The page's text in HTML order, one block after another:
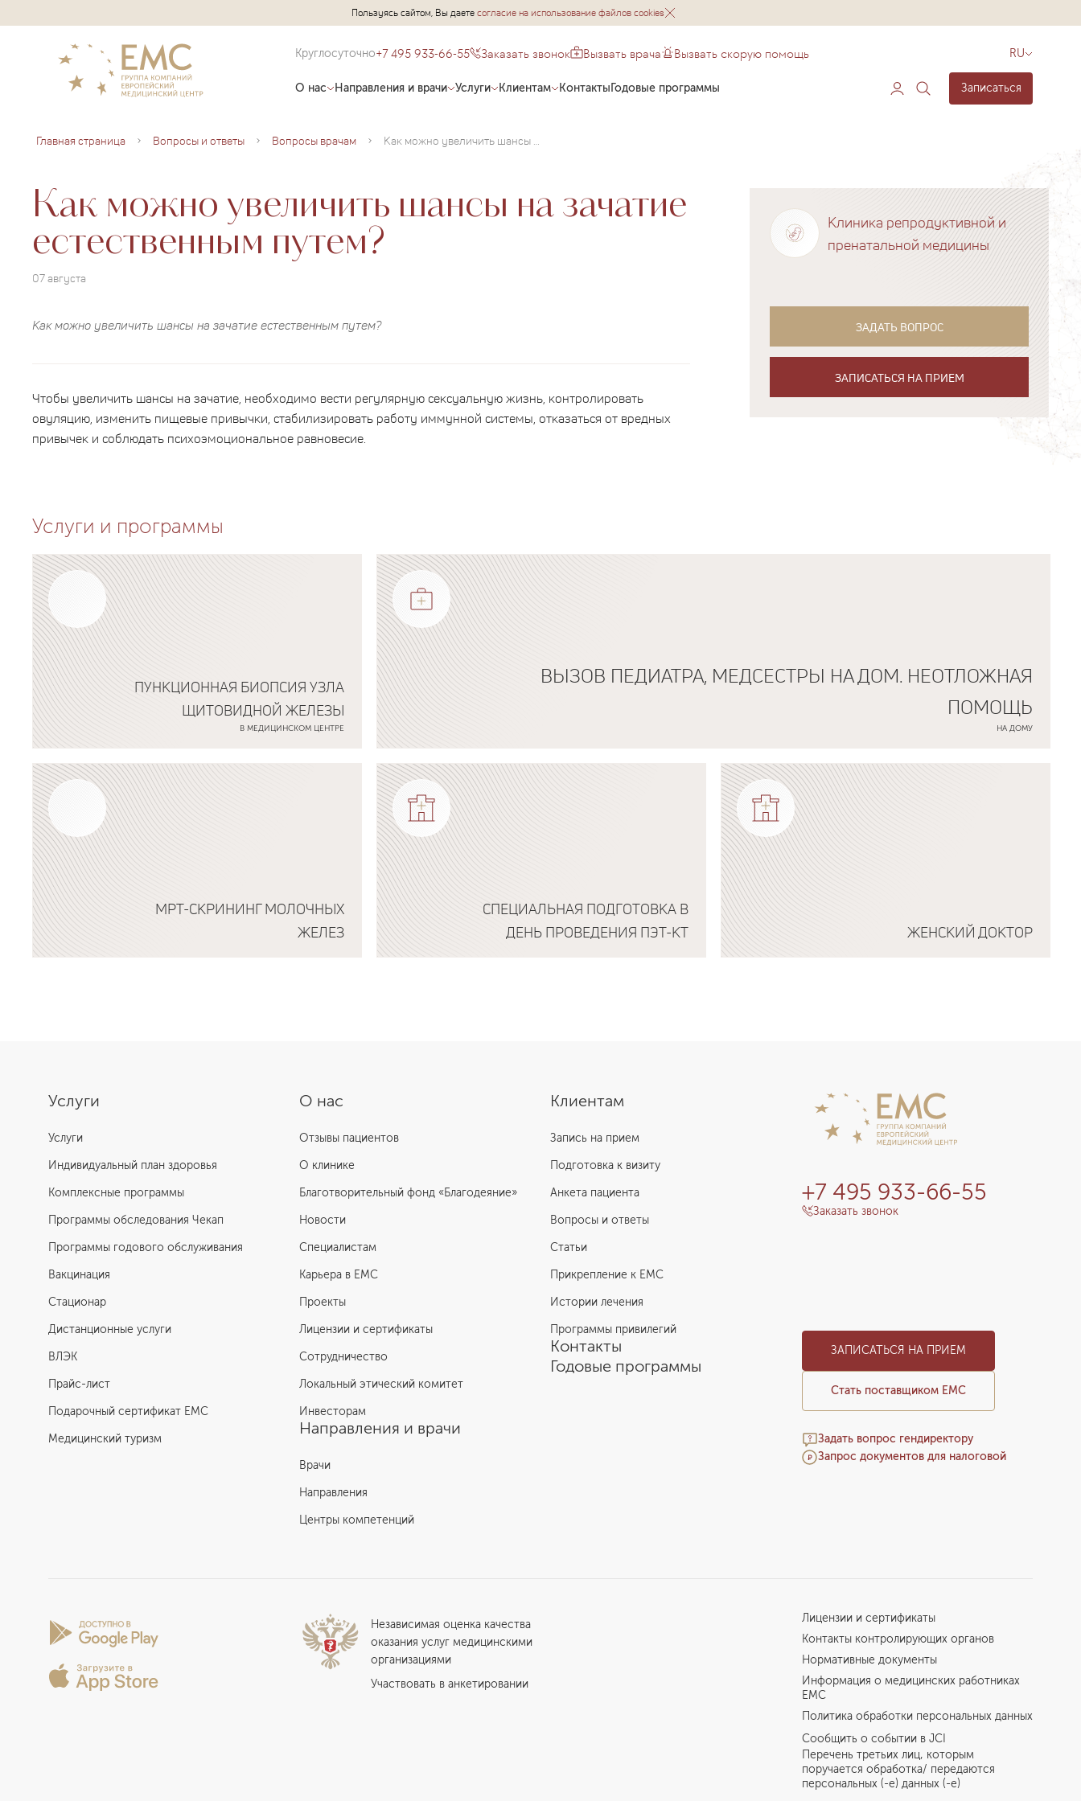
Пользуясь сайтом, Вы даетесогласие на использование файлов cookies
Круглосуточно+7 495 933-66-55 Заказать звонок Вызвать врача Вызвать скорую помощь RU
О нас Направления и врачи Услуги Клиентам КонтактыГодовые программы Записаться
Главная страница Вопросы и ответы Вопросы врачам Как можно увеличить шансы на зачатие естественным путем?
Как можно увеличить шансы на зачатие
естественным путем?
07 августа
Как можно увеличить шансы на зачатие естественным путем?
Чтобы увеличить шансы на зачатие, необходимо вести регулярную сексуальную жизнь, контролировать
овуляцию, изменить пищевые привычки, стабилизировать работу иммунной системы, отказаться от вредных
привычек и соблюдать психоэмоциональное равновесие.
Клиника репродуктивной и
пренатальной медицины
ЗАДАТЬ ВОПРОС
ЗАПИСАТЬСЯ НА ПРИЕМ
Услуги и программы
ПУНКЦИОННАЯ БИОПСИЯ УЗЛА
ЩИТОВИДНОЙ ЖЕЛЕЗЫ
В МЕДИЦИНСКОМ ЦЕНТРЕ
Подробнее о программе
ВЫЗОВ ПЕДИАТРА, МЕДСЕСТРЫ НА ДОМ. НЕОТЛОЖНАЯ
ПОМОЩЬ
НА ДОМУ
Подробнее о программе
МРТ-СКРИНИНГ МОЛОЧНЫХ
ЖЕЛЕЗ
СПЕЦИАЛЬНАЯ ПОДГОТОВКА В
ДЕНЬ ПРОВЕДЕНИЯ ПЭТ-КТ
ЖЕНСКИЙ ДОКТОР
О нас
Отзывы пациентов
О клинике
Благотворительный фонд «Благодеяние»
Новости
Специалистам
Карьера в ЕМС
Проекты
Лицензии и сертификаты
Сотрудничество
Локальный этический комитет
Инвесторам
Направления и врачи
Врачи
Направления
Центры компетенций
Услуги
Услуги
Индивидуальный план здоровья
Комплексные программы
Программы обследования Чекап
Программы годового обслуживания
Вакцинация
Стационар
Дистанционные услуги
ВЛЭК
Прайс-лист
Подарочный сертификат EMC
Медицинский туризм
Клиентам
Запись на прием
Подготовка к визиту
Анкета пациента
Вопросы и ответы
Статьи
Прикрепление к EMC
Истории лечения
Программы привилегий
Контакты
Годовые программы
+7 495 933-66-55
Заказать звонок
ЗАПИСАТЬСЯ НА ПРИЕМ
Стать поставщиком ЕМС
Задать вопрос гендиректору
Запрос документов для налоговой
Независимая оценка качества
оказания услуг медицинскими
организациями
Участвовать в анкетировании
Лицензии и сертификаты
Контакты контролирующих органов
Нормативные документы
Информация о медицинских работниках
EMC
Политика обработки персональных данных
Сообщить о событии в JCI
Перечень третьих лиц, которым
поручается обработка/ передаются
персональных (-е) данных (-е)